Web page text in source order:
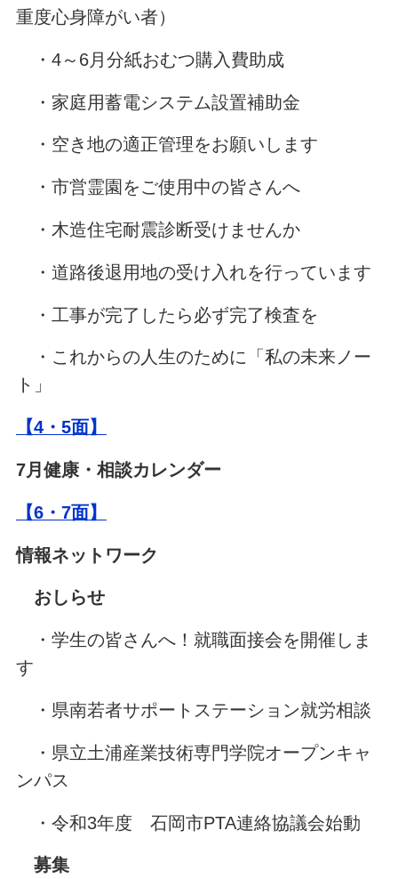
重度心身障がい者）
・4～6月分紙おむつ購入費助成
・家庭用蓄電システム設置補助金
・空き地の適正管理をお願いします
・市営霊園をご使用中の皆さんへ
・木造住宅耐震診断受けませんか
・道路後退用地の受け入れを行っています
・工事が完了したら必ず完了検査を
・これからの人生のために「私の未来ノー
ト」
【4・5面】
7月健康・相談カレンダー
【6・7面】
情報ネットワーク
おしらせ
・学生の皆さんへ！就職面接会を開催しま
す
・県南若者サポートステーション就労相談
・県立土浦産業技術専門学院オープンキャ
ンパス
・令和3年度 石岡市PTA連絡協議会始動
募集